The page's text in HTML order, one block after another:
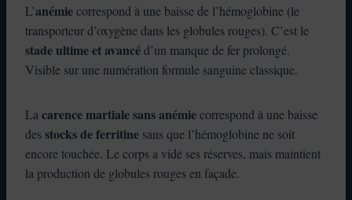
L’anémiecorrespond à une baisse de l’hémoglobine (le
transporteur d’oxygène dans les globules rouges). C’est le
stade ultime et avancéd’un manque de fer prolongé.
Visible sur une numération formule sanguine classique.
La carence martiale sans anémiecorrespond à une baisse
desstocks de ferritine sans que l’hémoglobine ne soit
encore touchée. Le corps a vidé ses réserves, mais maintient
la production de globules rouges en façade.